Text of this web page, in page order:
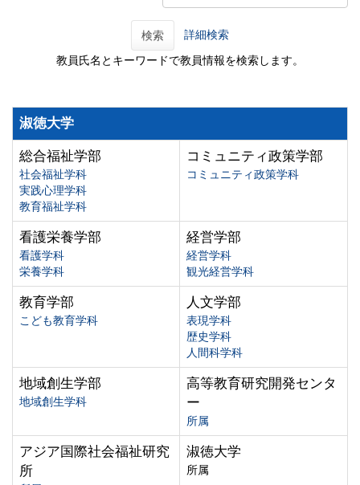
検索 詳細検索
教員氏名とキーワードで教員情報を検索します。
淑徳大学
総合福祉学部
社会福祉学科
実践心理学科
教育福祉学科
コミュニティ政策学部
コミュニティ政策学科
看護栄養学部
看護学科
栄養学科
経営学部
経営学科
観光経営学科
教育学部
こども教育学科
人文学部
表現学科
歴史学科
人間科学科
地域創生学部
地域創生学科
高等教育研究開発センタ
ー
所属
アジア国際社会福祉研究
所
淑徳大学
所属